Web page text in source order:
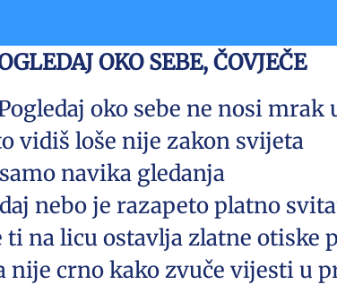
OKO SEBE, ČOVJEČE
oko sebe ne nosi mrak
vidiš loše nije zakon svijeta
navika gledanja
nebo je razapeto platno
ti na licu ostavlja zlatne otiske
nije crno kako zvuče vijesti u